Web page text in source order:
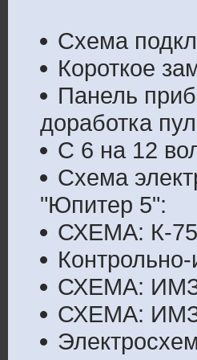
Схема
Короткое
Панель
доработка
С 6 на 12
Схема
"Юпитер 5":
СХЕМА: К-
СХЕМА:
СХЕМА: ИМЗ